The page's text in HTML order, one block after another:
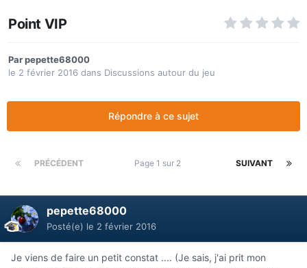
Point VIP
Parpepette68000
le 2 février 2016 dans Discussions autour du jeu
Répondre à ce sujet
PRÉCÉDENT SUIVANT
Page 1 sur 2
pepette68000
Posté(e) le 2 février 2016
Je viens de faire un petit constat .... (Je sais, j'ai prit mon